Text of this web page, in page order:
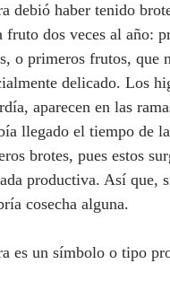
debió haber tenido
o primeros frutos, que
delicado. Los
aparecen en las
llegado el tiempo de
brotes, pues estos
productiva. Así que,
cosecha alguna.
es un símbolo o tipo